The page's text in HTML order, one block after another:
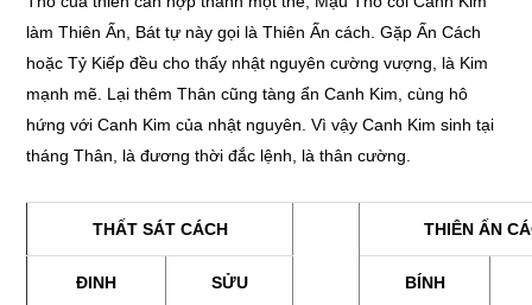
làm Thiên Ấn, Bát tự này gọi là Thiên Ấn cách. Gặp Ấn Cách
hoặc Tỷ Kiếp đều cho thấy nhật nguyên cường vượng, là Kim
mạnh mẽ. Lại thêm Thân cũng tàng ẩn Canh Kim, cùng hô
hứng với Canh Kim của nhật nguyên. Vì vậy Canh Kim sinh tại
tháng Thân, là đương thời đắc lệnh, là thân cường.
THẤT SÁT CÁCH THIÊN ẤN
ĐINH SỬU BÍNH